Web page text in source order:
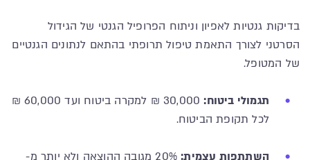
בדיקות גנטיות לאפיון וניתוח הפרופיל הגנטי של הגידול
הסרטני לצורך התאמת טיפול תרופתי בהתאם לנתונים הגנטיים
של המטופל.
תגמולי ביטוח:
30,000 ₪ למקרה ביטוח ועד 60,000 ₪
לכל תקופת הביטוח.
השתתפות עצמית:
20% מגובה ההוצאה ולא יותר מ-